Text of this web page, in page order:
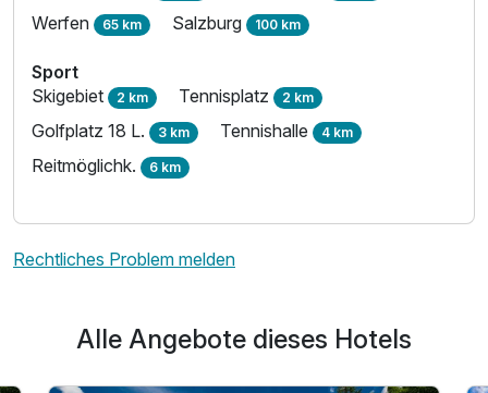
Werfen 65 km Salzburg 100 km
Sport
Skigebiet 2 km Tennisplatz 2 km
Golfplatz 18 L. 3 km Tennishalle 4 km
Reitmöglichk. 6 km
Rechtliches Problem melden
Alle Angebote dieses Hotels